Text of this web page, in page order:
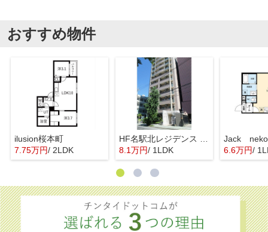
おすすめ物件
ilusion桜本町
7.75万円/ 2LDK
8.1万円/ 1LDK 6.6万円/